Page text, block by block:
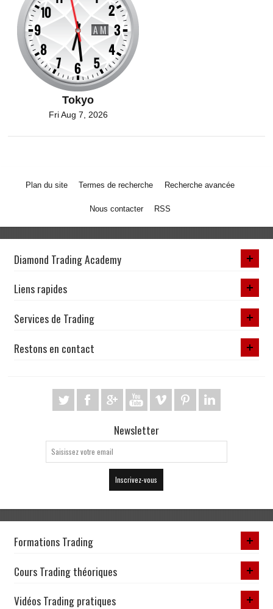
Tokyo
Fri Aug 7, 2026
Plan du site Termes de recherche Recherche avancée
Nous contacter RSS
Diamond Trading Academy
Liens rapides
Services de Trading
Restons en contact
Newsletter
Inscrivez-vous
Formations Trading
Cours Trading théoriques
Vidéos Trading pratiques